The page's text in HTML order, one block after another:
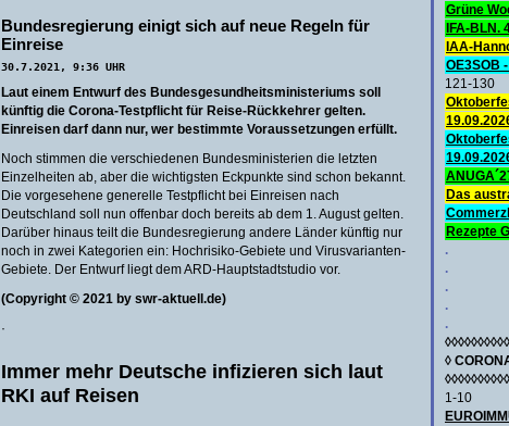
Grüne
IFA-BLN.
IAA-
OE3SOB
121-130
Das
Rezepte
.
.
.
.
.
◊
1-10
Bundesregierung einigt sich auf neue Regeln für
Einreise
30.7.2021, 9:36 UHR
Laut einem Entwurf des Bundesgesundheitsministeriums soll
künftig die Corona-Testpflicht für Reise-Rückkehrer gelten.
Einreisen darf dann nur, wer bestimmte Voraussetzungen erfüllt.
Noch stimmen die verschiedenen Bundesministerien die letzten
Einzelheiten ab, aber die wichtigsten Eckpunkte sind schon bekannt.
Die vorgesehene generelle Testpflicht bei Einreisen nach
Deutschland soll nun offenbar doch bereits ab dem 1. August gelten.
Darüber hinaus teilt die Bundesregierung andere Länder künftig nur
noch in zwei Kategorien ein: Hochrisiko-Gebiete und Virusvarianten-
Gebiete. Der Entwurf liegt dem ARD-Hauptstadtstudio vor.
(Copyright © 2021 by swr-aktuell.de)
·
Immer mehr Deutsche infizieren sich laut
RKI auf Reisen